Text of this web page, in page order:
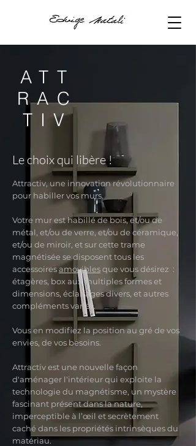
ATT
RAC
TIV
Le choix qui libère !
Attractiv, une innovation révolutionnaire
pour habiller vos murs.
Votre mur est habillé de bois, et/ou de
métal, et/ou de verre, et/ou de céramique,
et/ou de miroir, et sur cette trame
magnétisée se disposent tous les
accessoiresamoviblesque vous désirez :
étagères, box aux multiples formes et
dimensions, éclairages divers, et autres
compléments variés.
Vous en modifiez la position au gré de vos
envies, de vos besoins.
Attractiv est une nouvelle façon
d'aménager l'intérieur qui exploite la
technologie du magnétisme, un mystère
fascinant présent dans la nature,
imperceptible à l’œil et secrètement
caché dans les propriétés intrinsèques du
matériau.